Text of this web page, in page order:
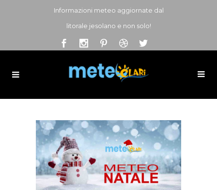
Informazioni meteo aggiornate dal
litorale jesolano e non solo!